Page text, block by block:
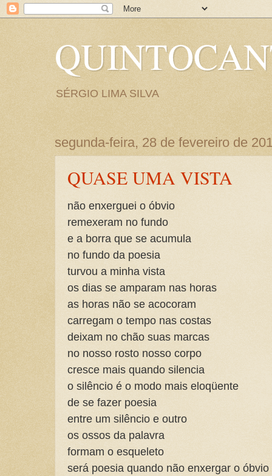
SÉRGIO LIMA SILVA
segunda-feira, 28 de fevereiro de
QUASE UMA VISTA
não enxerguei o óbvio
remexeram no fundo
e a borra que se acumula
no fundo da poesia
turvou a minha vista
os dias se amparam nas horas
as horas não se acocoram
carregam o tempo nas costas
deixam no chão suas marcas
no nosso rosto nosso corpo
cresce mais quando silencia
o silêncio é o modo mais eloqüente
de se fazer poesia
entre um silêncio e outro
os ossos da palavra
formam o esqueleto
será poesia quando não enxergar o óbvio